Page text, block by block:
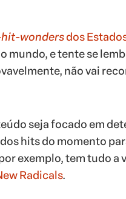
wondersdos
e tente se
não vai
seja focado em
hits do momento
exemplo, tem tudo a
Radicals.